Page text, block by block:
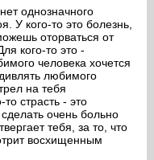
однозначного
У кого-то это болезнь,
оторваться от
кого-то это -
человека хочется
любимого
на тебя
страсть - это
очень больно
тебя, за то, что
восхищенным